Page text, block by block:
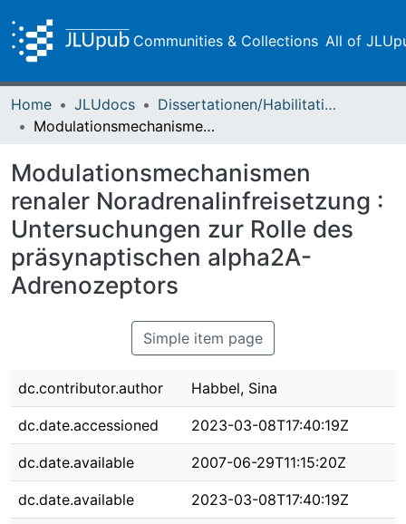
Communities & Collections All of
Home JLUdocs
Dissertationen/Habilitationen
Modulationsmechanismen renaler Noradrenalinfreisetzung : Untersuchungen zur Rolle des präsynaptischen alpha2A-Adrenozeptors
Modulationsmechanismen
renaler Noradrenalinfreisetzung :
Untersuchungen zur Rolle des
präsynaptischen alpha2A-
Adrenozeptors
Simple item page
dc.contributor.author Habbel, Sina
dc.date.accessioned 2023-03-08T17:40:19Z
dc.date.available 2007-06-29T11:15:20Z
dc.date.available 2023-03-08T17:40:19Z